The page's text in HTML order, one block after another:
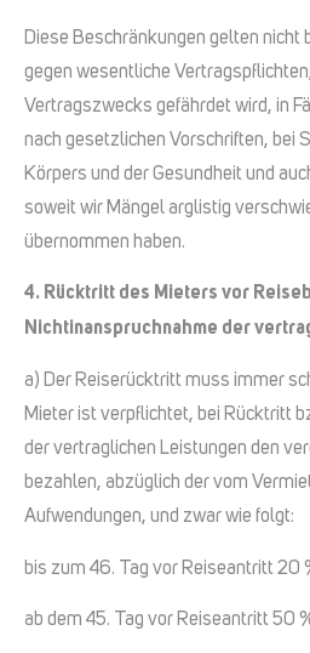
Diese Beschränkungen gelten nicht
gegen wesentliche
Vertragszwecks gefährdet wird, in
nach gesetzlichen Vorschriften, bei
Körpers und der Gesundheit und
soweit wir Mängel arglistig
übernommen haben.
4. Rücktritt des Mieters vor
Nichtinanspruchnahme der
a) Der Reiserücktritt muss immer
Mieter ist verpflichtet, bei Rücktritt
der vertraglichen Leistungen den
bezahlen, abzüglich der vom
Aufwendungen, und zwar wie folgt:
bis zum 46. Tag vor Reiseantritt 20
ab dem 45. Tag vor Reiseantritt 50